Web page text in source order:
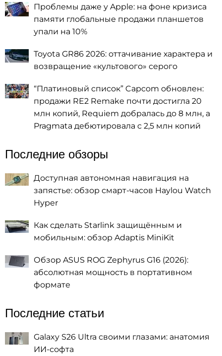
Проблемы даже у Apple: на фоне кризиса
памяти глобальные продажи планшетов
упали на 10%
Toyota GR86 2026: оттачивание характера и
возвращение «культового» серого
“Платиновый список” Capcom обновлен:
продажи RE2 Remake почти достигла 20
млн копий, Requiem добралась до 8 млн, а
Pragmata дебютировала с 2,5 млн копий
Последние обзоры
Доступная автономная навигация на
запястье: обзор смарт-часов Haylou Watch
Hyper
Как сделать Starlink защищённым и
мобильным: обзор Adaptis MiniKit
Обзор ASUS ROG Zephyrus G16 (2026):
абсолютная мощность в портативном
формате
Последние статьи
Galaxy S26 Ultra своими глазами: анатомия
ИИ-софта